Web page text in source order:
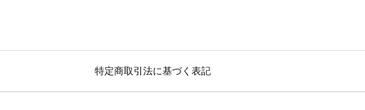
特定商取引法に基づく表記